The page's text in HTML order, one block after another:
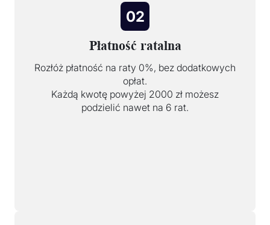
02
Płatność ratalna
Rozłóż płatność na raty 0%, bez dodatkowych
opłat.
Każdą kwotę powyżej 2000 zł możesz
podzielić nawet na 6 rat.